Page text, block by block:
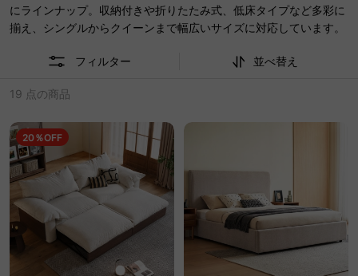
にラインナップ。収納付きや折りたたみ式、低床タイプなど多彩に
揃え、シングルからクイーンまで幅広いサイズに対応しています。
フィルター 並べ替え
19 点の商品
20％OFF